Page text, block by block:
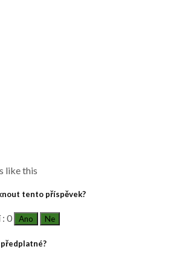
like this
tento příspěvek?
0 Ano Ne